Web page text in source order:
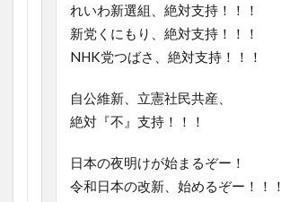
れいわ新選組、絶対支持！！！
新党くにもり、絶対支持！！！
NHK党つばさ、絶対支持！！！
自公維新、立憲社民共産、
絶対『不』支持！！！
日本の夜明けが始まるぞー！
令和日本の改新、始めるぞー！！！